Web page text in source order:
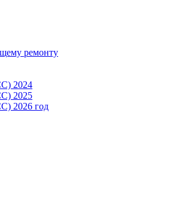
ремонту
2024
2025
2026 год